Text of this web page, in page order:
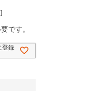
です。
登録